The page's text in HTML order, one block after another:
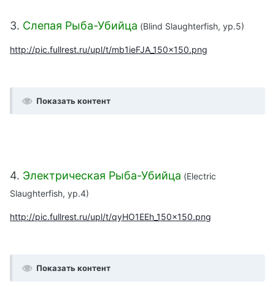
3. Слепая Рыба-Убийца (Blind Slaughterfish, ур.5)
http://pic.fullrest.ru/upl/t/mb1ieFJA_150x150.png
Показать контент
4. Электрическая Рыба-Убийца (Electric
Slaughterfish, ур.4)
http://pic.fullrest.ru/upl/t/qyHO1EEh_150x150.png
Показать контент